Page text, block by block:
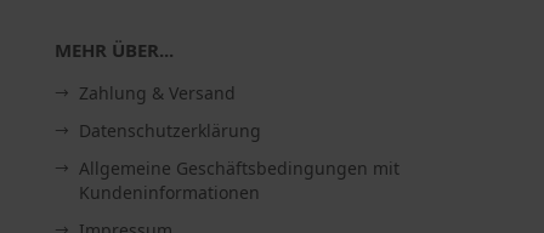
MEHR ÜBER...
Zahlung & Versand
Datenschutzerklärung
Allgemeine Geschäftsbedingungen mit
Kundeninformationen